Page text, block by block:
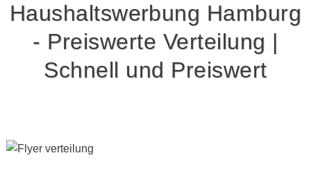
PREISE
ANGEBOT EINHOLEN
Haushaltswerbung Hamburg
- Preiswerte Verteilung |
Schnell und Preiswert